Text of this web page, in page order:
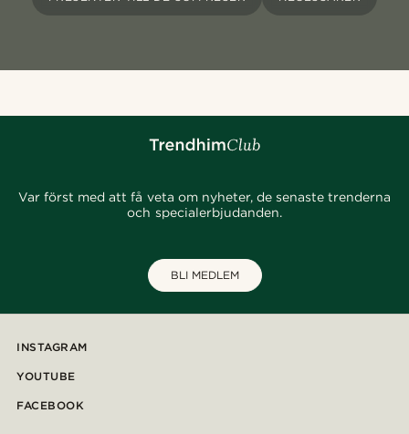
Var först med att få veta om nyheter, de senaste trenderna
och specialerbjudanden.
BLI MEDLEM
INSTAGRAM
YOUTUBE
FACEBOOK